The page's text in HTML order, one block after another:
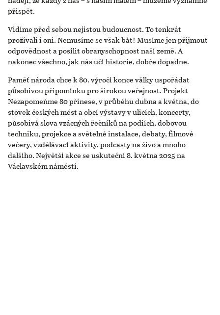
přispět.
Vidíme před sebou nejistou budoucnost. To tenkrát
prožívali i oni. Nemusíme se však bát! Musíme jen přijmout
odpovědnost a posílit obranyschopnost naší země. A
nakonec všechno, jak nás učí historie, dobře dopadne.
Paměť národa chce k 80. výročí konce války uspořádat
působivou připomínku pro širokou veřejnost. Projekt
Nezapomeňme 80 přinese, v průběhu dubna a května, do
stovek českých měst a obcí výstavy v ulicích, koncerty,
působivá slova vzácných řečníků na podiích, dobovou
techniku, projekce a světelné instalace, debaty, filmové
večery, vzdělávací aktivity, podcasty na živo a mnoho
dalšího. Největší akce se uskuteční 8. května 2025 na
Václavském náměstí.